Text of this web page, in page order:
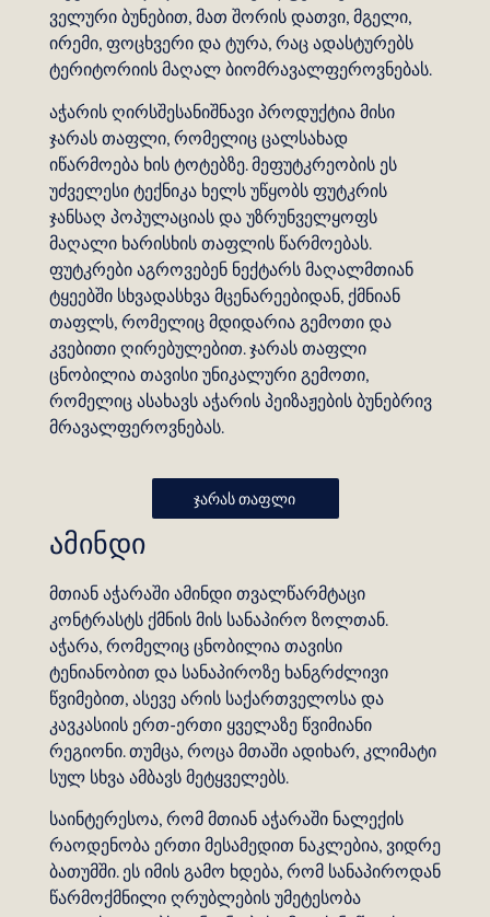
ველური ბუნებით, მათ შორის დათვი, მგელი,
ირემი, ფოცხვერი და ტურა, რაც ადასტურებს
ტერიტორიის მაღალ ბიომრავალფეროვნებას.
აჭარის ღირსშესანიშნავი პროდუქტია მისი
ჯარას თაფლი, რომელიც ცალსახად
იწარმოება ხის ტოტებზე. მეფუტკრეობის ეს
უძველესი ტექნიკა ხელს უწყობს ფუტკრის
ჯანსაღ პოპულაციას და უზრუნველყოფს
მაღალი ხარისხის თაფლის წარმოებას.
ფუტკრები აგროვებენ ნექტარს მაღალმთიან
ტყეებში სხვადასხვა მცენარეებიდან, ქმნიან
თაფლს, რომელიც მდიდარია გემოთი და
კვებითი ღირებულებით. ჯარას თაფლი
ცნობილია თავისი უნიკალური გემოთი,
რომელიც ასახავს აჭარის პეიზაჟების ბუნებრივ
მრავალფეროვნებას.
ჯარას თაფლი
ამინდი
მთიან აჭარაში ამინდი თვალწარმტაცი
კონტრასტს ქმნის მის სანაპირო ზოლთან.
აჭარა, რომელიც ცნობილია თავისი
ტენიანობით და სანაპიროზე ხანგრძლივი
წვიმებით, ასევე არის საქართველოსა და
კავკასიის ერთ-ერთი ყველაზე წვიმიანი
რეგიონი. თუმცა, როცა მთაში ადიხარ, კლიმატი
სულ სხვა ამბავს მეტყველებს.
საინტერესოა, რომ მთიან აჭარაში ნალექის
რაოდენობა ერთი მესამედით ნაკლებია, ვიდრე
ბათუმში. ეს იმის გამო ხდება, რომ სანაპიროდან
წარმოქმნილი ღრუბლების უმეტესობა